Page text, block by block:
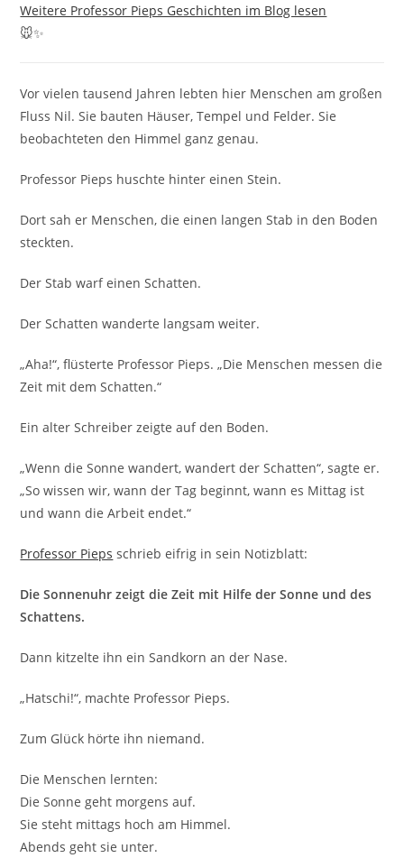
Weitere Professor Pieps Geschichten im Blog lesen
🐭✨
Vor vielen tausend Jahren lebten hier Menschen am großen
Fluss Nil. Sie bauten Häuser, Tempel und Felder. Sie
beobachteten den Himmel ganz genau.
Professor Pieps huschte hinter einen Stein.
Dort sah er Menschen, die einen langen Stab in den Boden
steckten.
Der Stab warf einen Schatten.
Der Schatten wanderte langsam weiter.
„Aha!“, flüsterte Professor Pieps. „Die Menschen messen die
Zeit mit dem Schatten.“
Ein alter Schreiber zeigte auf den Boden.
„Wenn die Sonne wandert, wandert der Schatten“, sagte er.
„So wissen wir, wann der Tag beginnt, wann es Mittag ist
und wann die Arbeit endet.“
Professor Pieps schrieb eifrig in sein Notizblatt:
Die Sonnenuhr zeigt die Zeit mit Hilfe der Sonne und des
Schattens.
Dann kitzelte ihn ein Sandkorn an der Nase.
„Hatschi!“, machte Professor Pieps.
Zum Glück hörte ihn niemand.
Die Menschen lernten:
Die Sonne geht morgens auf.
Sie steht mittags hoch am Himmel.
Abends geht sie unter.